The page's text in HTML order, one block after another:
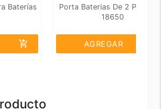
Baterías
add_shopping_cart
Porta Baterias De 2 Pilas
18650
AGREGAR